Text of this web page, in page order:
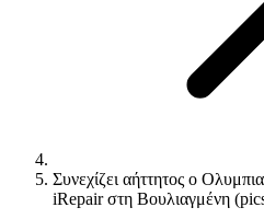
Συνεχίζει αήττητος ο
iRepair στη Βουλιαγμένη